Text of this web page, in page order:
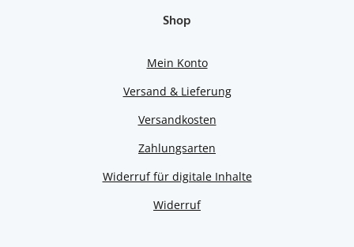
Shop
Mein Konto
Versand & Lieferung
Versandkosten
Zahlungsarten
Widerruf für digitale Inhalte
Widerruf